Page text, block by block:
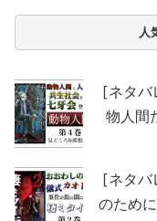
人
[ネタバ
物人間
[ネタ
のため